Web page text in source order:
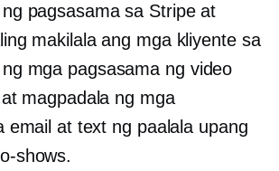
pagsasama sa Stripe at
makilala ang mga kliyente sa
mga pagsasama ng video
magpadala ng mga
email at text ng paalala upang
shows.